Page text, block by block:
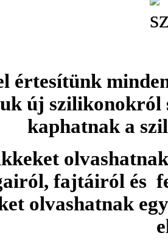
értesítünk
új szilikonokról
kaphatnak a
fajtáiról és
olvashatnak